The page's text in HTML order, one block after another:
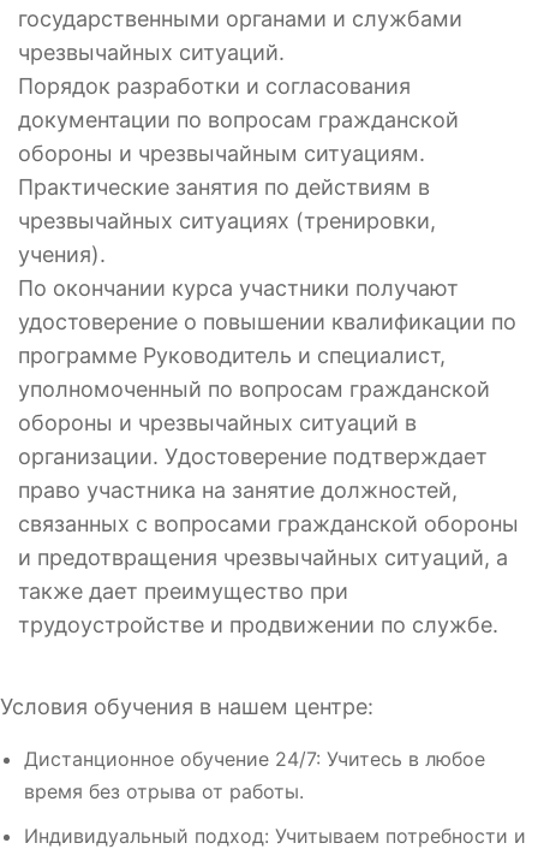
государственными органами и службами
чрезвычайных ситуаций.
Порядок разработки и согласования
документации по вопросам гражданской
обороны и чрезвычайным ситуациям.
Практические занятия по действиям в
чрезвычайных ситуациях (тренировки,
учения).
По окончании курса участники получают
удостоверение о повышении квалификации по
программе Руководитель и специалист,
уполномоченный по вопросам гражданской
обороны и чрезвычайных ситуаций в
организации. Удостоверение подтверждает
право участника на занятие должностей,
связанных с вопросами гражданской обороны
и предотвращения чрезвычайных ситуаций, а
также дает преимущество при
трудоустройстве и продвижении по службе.
Условия обучения в нашем центре:
Дистанционное обучение 24/7: Учитесь в любое
время без отрыва от работы.
Индивидуальный подход: Учитываем потребности и